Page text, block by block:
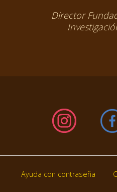
Director
Footer
Ayuda con contraseña